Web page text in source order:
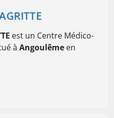
est un Centre Médico-
à Angoulême en